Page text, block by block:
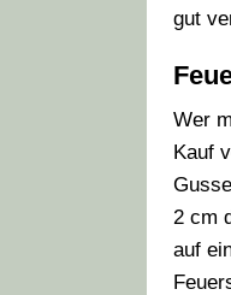
gut
Wer
Kauf
2 cm
auf